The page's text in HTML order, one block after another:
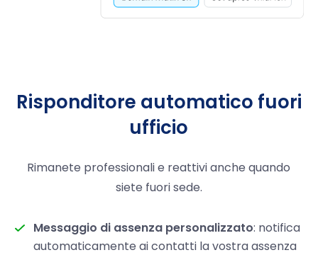
Risponditore automatico fuori
ufficio
Rimanete professionali e reattivi anche quando
siete fuori sede.
Messaggio di assenza personalizzato: notifica
automaticamente ai contatti la vostra assenza